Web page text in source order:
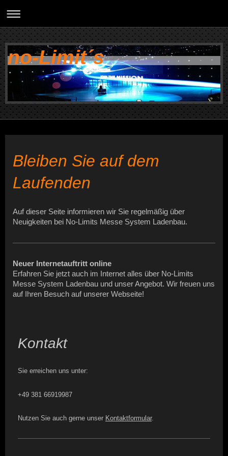
no-Limit´s
Bleiben Sie auf dem
Laufenden
Auf dieser Seite informieren wir Sie regelmäßig über
Neuigkeiten bei No-Limits Messe System Ladenbau.
Neuer Internetauftritt online
Erfahren Sie jetzt auch im Internet alles über No-Limits
Messe System Ladenbau und unser Angebot. Wir freuen uns
auf Ihren Besuch auf unserer Webseite!
Kontakt
Sie erreichen uns unter:
+49 381 66919987
Nutzen Sie auch gerne unser Kontaktformular.